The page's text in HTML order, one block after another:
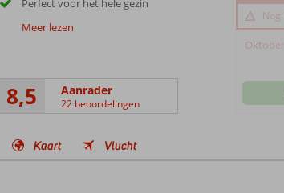
Perfect voor het hele gezin
Meer lezen
8,5 Aanrader
22 beoordelingen
Nog
Oktober
Kaart Vlucht